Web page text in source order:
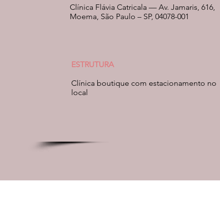
Clínica Flávia Catricala — Av. Jamaris, 616,
Moema, São Paulo – SP, 04078-001
ESTRUTURA
Clínica boutique com estacionamento no
local